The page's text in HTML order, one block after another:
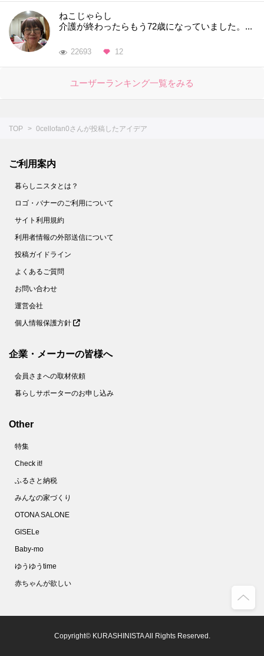
ねこじゃらし
介護が終わったらもう72歳になっていました。...
22693 12
ユーザーランキング一覧をみる
TOP 0cellofan0さんが投稿したアイデア
ご利用案内
暮らしニスタとは？
ロゴ・バナーのご利用について
サイト利用規約
利用者情報の外部送信について
投稿ガイドライン
よくあるご質問
お問い合わせ
運営会社
個人情報保護方針
企業・メーカーの皆様へ
会員さまへの取材依頼
暮らしサポーターのお申し込み
Other
特集
Check it!
ふるさと納税
みんなの家づくり
OTONA SALONE
GISELe
Baby-mo
ゆうゆうtime
赤ちゃんが欲しい
Copyright© KURASHINISTA All Rights Reserved.